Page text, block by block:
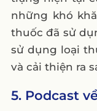
những khó
thuốc đã sử
sử dụng loại
và cải thiện ra
5. Podcast